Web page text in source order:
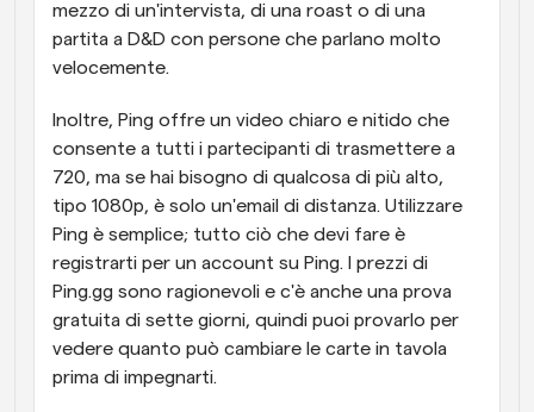
mezzo di un'intervista, di una roast o di una
partita a D&D con persone che parlano molto
velocemente.
Inoltre, Ping offre un video chiaro e nitido che
consente a tutti i partecipanti di trasmettere a
720, ma se hai bisogno di qualcosa di più alto,
tipo 1080p, è solo un'email di distanza. Utilizzare
Ping è semplice; tutto ciò che devi fare è
registrarti per un account su Ping. I prezzi di
Ping.gg sono ragionevoli e c'è anche una prova
gratuita di sette giorni, quindi puoi provarlo per
vedere quanto può cambiare le carte in tavola
prima di impegnarti.